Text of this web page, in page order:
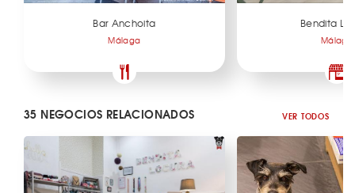
Bar Anchoita
Málaga
Bendita
Málaga
35 NEGOCIOS RELACIONADOS VER TODOS